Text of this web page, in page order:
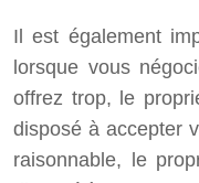
Il est également
lorsque vous
offrez trop, le
disposé à accepter
raisonnable, le